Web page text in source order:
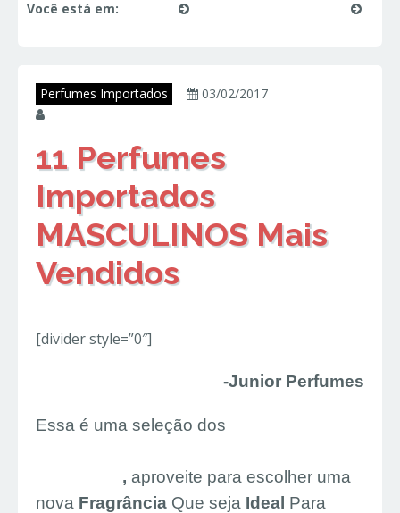
Você está em:
Perfumes Importados
03/02/2017
11 Perfumes
Importados
MASCULINOS Mais
Vendidos
[divider style=”0″]
-Junior Perfumes
Essa é uma seleção dos
, aproveite para escolher uma
nova Fragrância Que seja Ideal Para